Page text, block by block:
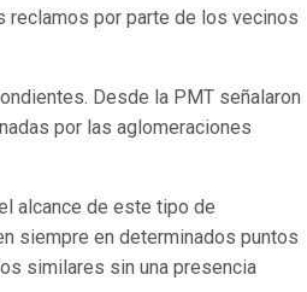
reclamos por parte de los vecinos
Desde la PMT señalaron
por las aglomeraciones
alcance de este tipo de
siempre en determinados puntos
similares sin una presencia